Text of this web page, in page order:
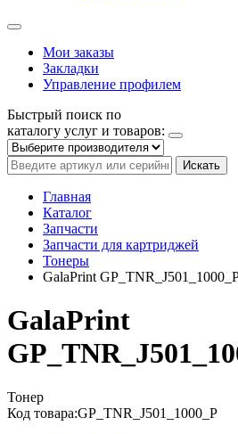
Мои заказы
Закладки
Управление профилем
Быстрый поиск по
каталогу услуг и товаров:
Искать
Главная
Каталог
Запчасти
Запчасти для картриджей
Тонеры
GalaPrint
GalaPrint
Тонер
Код товара:GP_TNR_J501_1000_P